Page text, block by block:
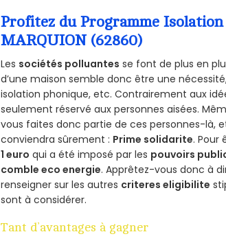
Profitez du Programme Isolation
MARQUION (62860)
Les sociétés polluantes se font de plus en
d’une maison semble donc être une
isolation phonique, etc. Contrairement aux
seulement réservé aux personnes aisées.
vous faites donc partie de ces personnes-là,
conviendra sûrement : Prime solidarite. Pour
1 euro qui a été imposé par les pouvoirs
comble eco energie. Apprêtez-vous donc à
renseigner sur les autres criteres eligibilite
sont à considérer.
Tant d’avantages à gagner